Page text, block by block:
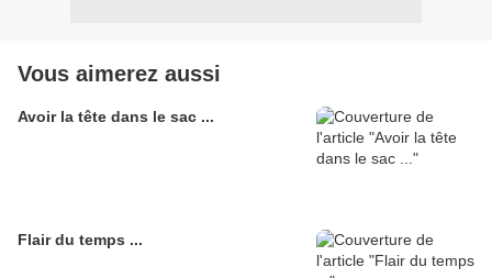
Vous aimerez aussi
Avoir la tête dans le sac ...
Flair du temps ...